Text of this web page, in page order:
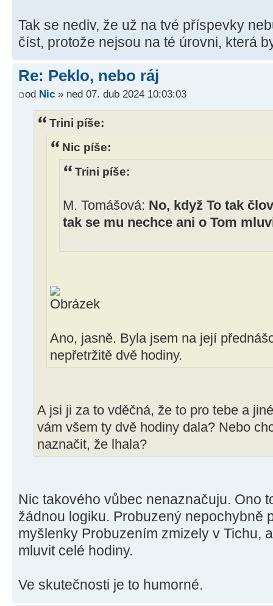
Tak se nediv, že už na tvé příspevky
číst, protože nejsou na té úrovni, která
Re: Peklo, nebo ráj
od Nic » ned 07. dub 2024 10:03:03
Trini píše:
Nic píše:
Trini píše:
M. Tomášová: No, když To tak
tak se mu nechce ani o Tom
Ano, jasně. Byla jsem na její
nepřetržitě dvě hodiny.
A jsi ji za to vděčná, že to pro tebe a
vám všem ty dvě hodiny dala? Nebo
naznačit, že lhala?
Nic takového vůbec nenaznačuju. Ono
žádnou logiku. Probuzený nepochybně
myšlenky Probuzením zmizely v Tichu,
mluvit celé hodiny.
Ve skutečnosti je to humorné.